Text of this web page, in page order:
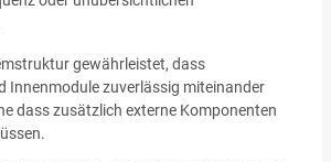
gewährleistet, dass
Innenmodule zuverlässig miteinander
dass zusätzlich externe Komponenten